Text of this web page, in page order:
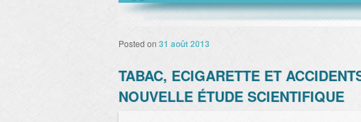
TABAC, ECIGARETTE ET
NOUVELLE ÉTUDE SCIENTIFIQUE
Posted on 31 août 2013